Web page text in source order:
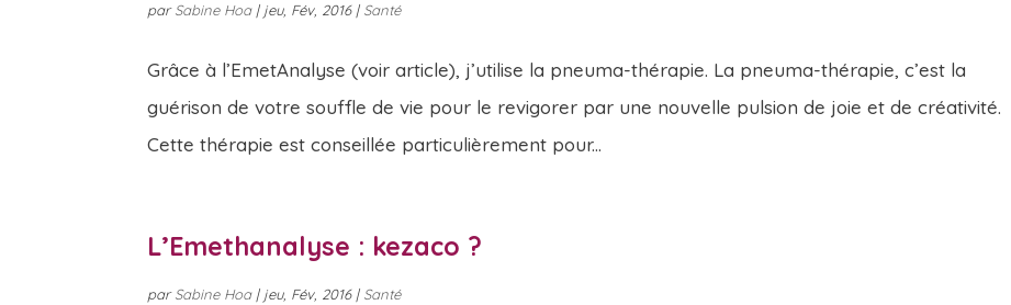
parSabine Hoa| jeu, Fév, 2016| Santé
Grâce à l’EmetAnalyse (voir article), j’utilise la pneuma-thérapie. La pneuma-thérapie, c’est la
guérison de votre souffle de vie pour le revigorer par une nouvelle pulsion de joie et de créativité.
Cette thérapie est conseillée particulièrement pour...
L’Emethanalyse : kezaco ?
parSabine Hoa| jeu, Fév, 2016| Santé